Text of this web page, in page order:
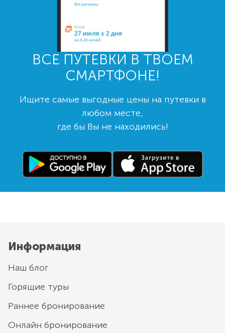
ВСЕ ПУТЕВКИ В ТВОЕМ
СМАРТФОНЕ!
Ищите самые выгодные цены на путевки в
любом месте,
где бы Вы не находились!
Информация
Наш блог
Горящие туры
Раннее бронирование
Онлайн бронирование